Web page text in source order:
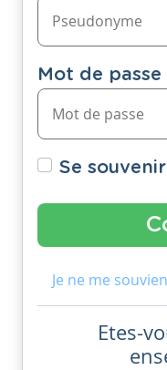
Mot de passe
Se
Je ne me
Etes-